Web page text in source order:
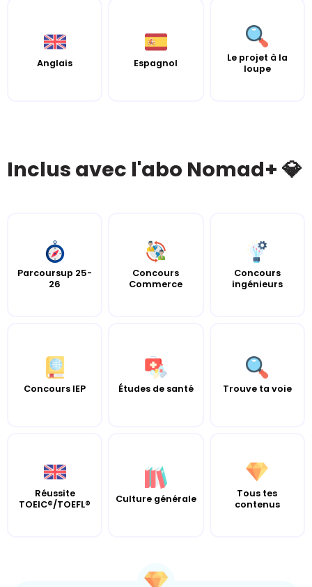
Anglais Espagnol
Le projet à la
loupe
Inclus avec l'abo Nomad+ 💎
Parcoursup 25-
26
Concours
Commerce
Concours
ingénieurs
Concours IEP Études de santé Trouve ta voie
Réussite
TOEIC®/TOEFL®
Culture générale
Tous tes
contenus